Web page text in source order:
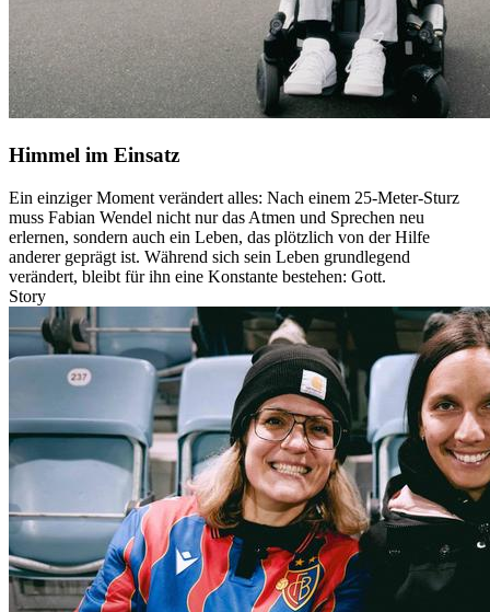
Himmel im Einsatz
Ein einziger Moment verändert alles: Nach einem 25-Meter-Sturz
muss Fabian Wendel nicht nur das Atmen und Sprechen neu
erlernen, sondern auch ein Leben, das plötzlich von der Hilfe
anderer geprägt ist. Während sich sein Leben grundlegend
verändert, bleibt für ihn eine Konstante bestehen: Gott.
Story